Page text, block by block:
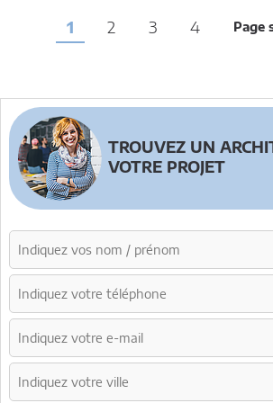
1 2 3 4 Page
TROUVEZ UN
VOTRE PROJET